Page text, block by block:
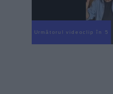
Următorul videoclip în 4